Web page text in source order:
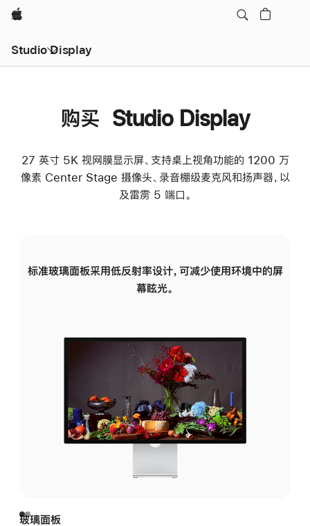
Apple
Studio Display
购买 Studio Display
27 英寸 5K 视网膜显示屏、支持桌上视角功能的 1200 万
像素 Center Stage 摄像头、录音棚级麦克风和扬声器，以
及雷雳 5 端口。
标准玻璃面板采用低反射率设计，可减少使用环境中的屏
幕眩光。
玻璃面板